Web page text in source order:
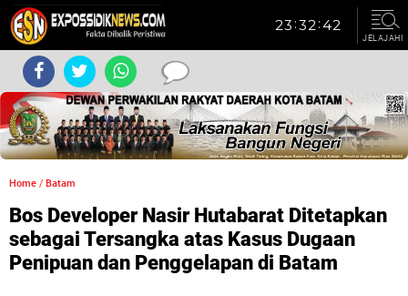
JELAJAHI
Home / Batam
Bos Developer Nasir Hutabarat Ditetapkan
sebagai Tersangka atas Kasus Dugaan
Penipuan dan Penggelapan di Batam